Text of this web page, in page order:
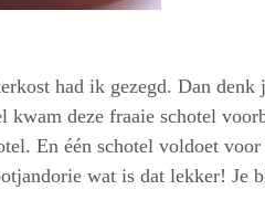
had ik gezegd. Dan
kwam deze fraaie schotel
En één schotel voldoet
wat is dat lekker! Je